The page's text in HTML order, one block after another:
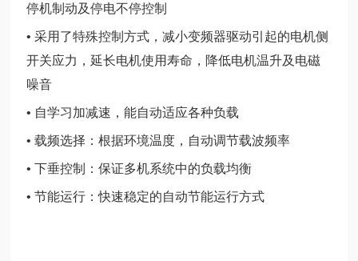
停机制动及停电不停控制
• 采用了特殊控制方式，减小变频器驱动引起的电机侧
开关应力，延长电机使用寿命，降低电机温升及电磁
噪音
• 自学习加减速，能自动适应各种负载
• 载频选择：根据环境温度，自动调节载波频率
• 下垂控制：保证多机系统中的负载均衡
• 节能运行：快速稳定的自动节能运行方式